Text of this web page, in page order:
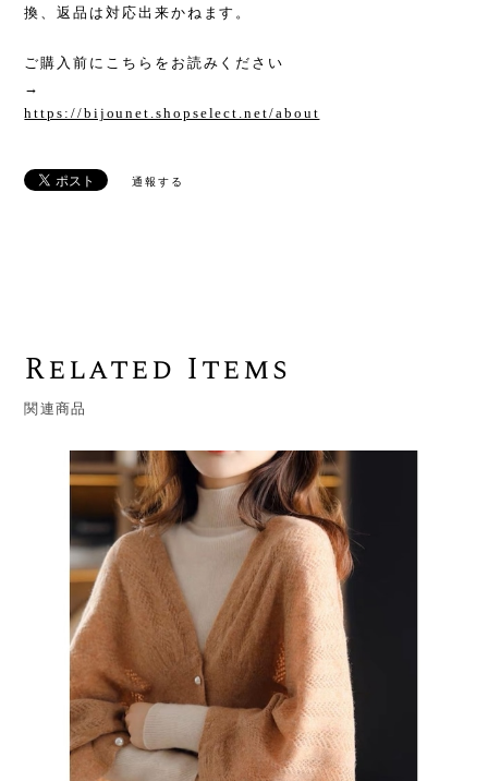
換、返品は対応出来かねます。
ご購入前にこちらをお読みください
→
https://bijounet.shopselect.net/about
通報する
Related Items
関連商品